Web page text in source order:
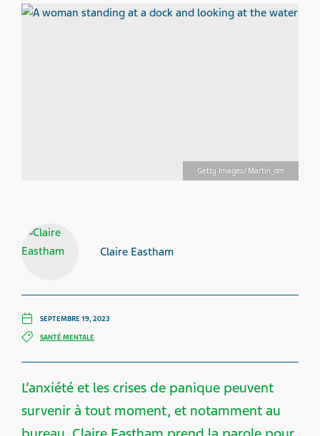
Getty Images/ Martin_dm
Claire Eastham
SEPTEMBRE 19, 2023
SANTÉ MENTALE
L’anxiété et les crises de panique peuvent
survenir à tout moment, et notamment au